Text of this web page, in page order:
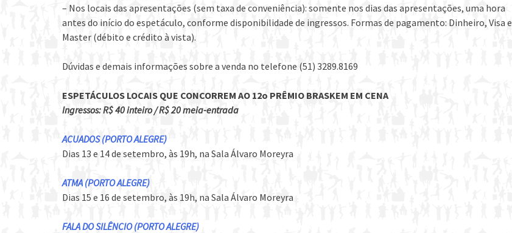
– Nos locais das apresentações (sem taxa de conveniência): somente nos dias das apresentações, uma hora
antes do início do espetáculo, conforme disponibilidade de ingressos. Formas de pagamento: Dinheiro, Visa e
Master (débito e crédito à vista).
Dúvidas e demais informações sobre a venda no telefone (51) 3289.8169
ESPETÁCULOS LOCAIS QUE CONCORREM AO 12o PRÊMIO BRASKEM EM CENA
Ingressos: R$ 40 inteiro / R$ 20 meia-entrada
ACUADOS (PORTO ALEGRE)
Dias 13 e 14 de setembro, às 19h, na Sala Álvaro Moreyra
ATMA (PORTO ALEGRE)
Dias 15 e 16 de setembro, às 19h, na Sala Álvaro Moreyra
FALA DO SILÊNCIO (PORTO ALEGRE)